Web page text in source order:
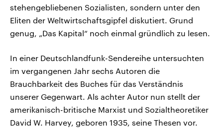
stehengebliebenen Sozialisten, sondern unter den
Eliten der Weltwirtschaftsgipfel diskutiert. Grund
genug, „Das Kapital“ noch einmal gründlich zu lesen.
In einer Deutschlandfunk-Sendereihe untersuchten
im vergangenen Jahr sechs Autoren die
Brauchbarkeit des Buches für das Verständnis
unserer Gegenwart. Als achter Autor nun stellt der
amerikanisch-britische Marxist und Sozialtheoretiker
David W. Harvey, geboren 1935, seine Thesen vor.